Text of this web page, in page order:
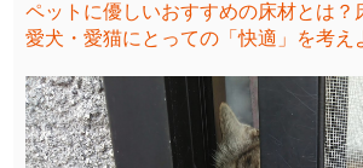
ペットに優しいおすすめの床材とは？
愛犬・愛猫にとっての「快適」を考え